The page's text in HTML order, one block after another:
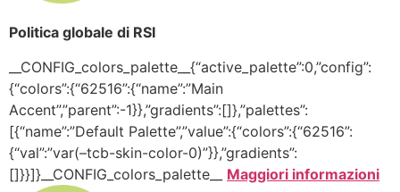
Politica globale di RSI
__CONFIG_colors_palette__{“active_palette”:0,”config”:
{“colors”:{“62516”:{“name”:”Main
Accent”,”parent”:-1}},”gradients”:[]},”palettes”:
[{“name”:”Default Palette”,”value”:{“colors”:{“62516”:
{“val”:”var(–tcb-skin-color-0)”}},”gradients”:
[]}}]}__CONFIG_colors_palette__ Maggiori informazioni